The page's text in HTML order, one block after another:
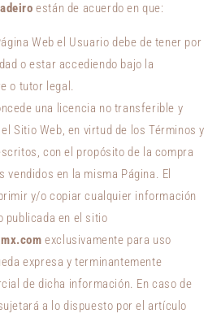
están de acuerdo en que:
Web el Usuario debe de tener por
o estar accediendo bajo la
o tutor legal.
una licencia no transferible y
Sitio Web, en virtud de los Términos y
con el propósito de la compra
en la misma Página. El
y/o copiar cualquier información
publicada en el sitio
exclusivamente para uso
expresa y terminantemente
de dicha información. En caso de
a lo dispuesto por el artículo